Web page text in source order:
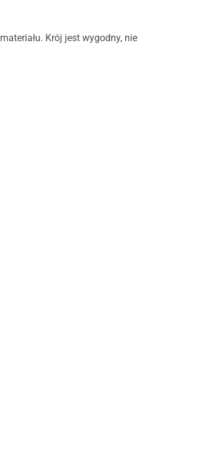
Krój jest wygodny, nie